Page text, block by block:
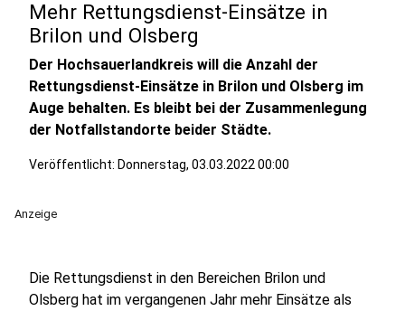
Mehr Rettungsdienst-Einsätze in
Brilon und Olsberg
Der Hochsauerlandkreis will die Anzahl der
Rettungsdienst-Einsätze in Brilon und Olsberg im
Auge behalten. Es bleibt bei der Zusammenlegung
der Notfallstandorte beider Städte.
Veröffentlicht: Donnerstag, 03.03.2022 00:00
Anzeige
Die Rettungsdienst in den Bereichen Brilon und
Olsberg hat im vergangenen Jahr mehr Einsätze als